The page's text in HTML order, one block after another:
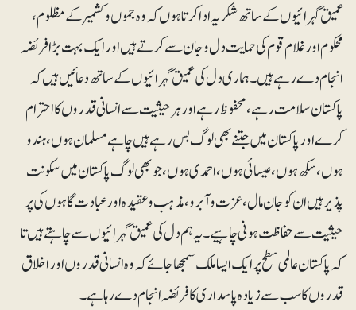
عمیق گہرائیوں کے ساتھ شکریہ ادا کرتا ہوں کہ وہ جموں وکشمیر کے مظلوم ،
محکوم اور غلام قوم کی حمایت دل و جان سے کرتے ہیں اور ایک بہت بڑا فریضہ
انجام دے رہے ہیں۔ ہماری دل کی عمیق گہرائیوں کے ساتھ دعائیں ہیں کہ
پاکستان سلامت رہے، محفوظ رہے اور ہر حیثیت سے انسانی قدروں کا احترام
کرے اور پاکستان میں جتنے بھی لوگ بس رہے ہیں چاہے مسلمان ہوں، ہندو
ہوں ، سکھ ہوں، عیسائی ہوں، احمدی ہوں، جو بھی لوگ پاکستان میں سکونت
پذیر ہیں ان کو جان مال، عزت وآبرو، مذہب وعقیدہ اور عبادت گاہوں کی پر
حیثیت سے حفاظت ہونی چاہیے۔ یہ ہم دل کی عمیق گہرائیوں سے چاہتے ہیں تا
کہ پاکستان عالمی سطح پر ایک ایسا ملک سمجھا جائے کہ وہ انسانی قدروں اور اخلاق
قدروں کا سب سے زیادہ پاسداری کا فریضہ انجام دے رہا ہے۔